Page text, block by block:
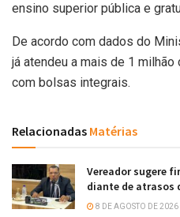
ensino superior pública e
De acordo com dados do
já atendeu a mais de 1
com bolsas integrais.
Relacionadas Matérias
Vereador sugere
diante de atrasos
8 DE AGOSTO DE 2026